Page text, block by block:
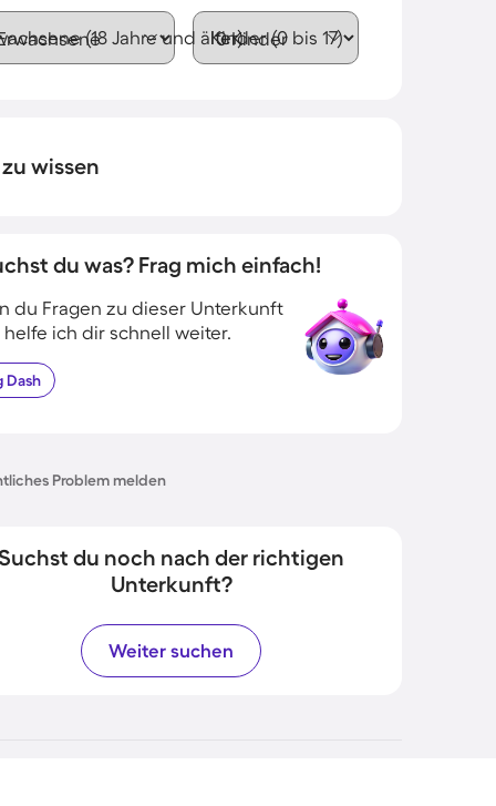
(18 Jahre und älter)Kinder (0 bis 17)
wissen
du was? Frag mich einfach!
du Fragen zu dieser Unterkunft
helfe ich dir schnell weiter.
Dash
Problem melden
du noch nach der richtigen
Unterkunft?
Weiter suchen